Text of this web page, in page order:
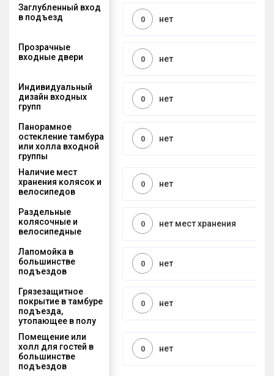
Заглубленный вход
в подъезд
нет
0
Прозрачные
входные двери
нет
0
Индивидуальный
дизайн входных
групп
нет
0
Панорамное
остекление тамбура
или холла входной
группы
нет
0
Наличие мест
хранения колясок и
велосипедов
нет
0
Раздельные
колясочные и
велосипедные
нет мест хранения
0
Лапомойка в
большинстве
подъездов
нет
0
Грязезащитное
покрытие в тамбуре
подъезда,
утопающее в полу
нет
0
Помещение или
холл для гостей в
большинстве
подъездов
нет
0